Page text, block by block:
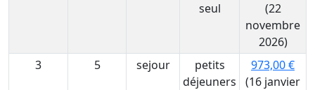
seul
(22
novembre
2026)
3
5 sejour
petits
déjeuners
973,00 €
(16 janvier